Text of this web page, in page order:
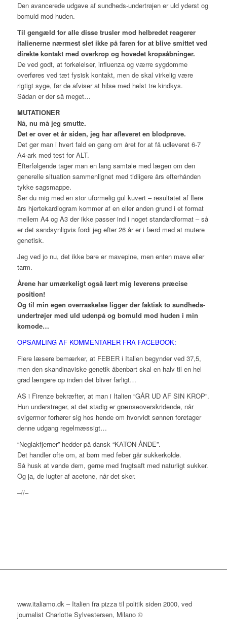
Den avancerede udgave af sundheds-undertrøjen er uld yderst og
bomuld mod huden.
Til gengæld for alle disse trusler mod helbredet reagerer
italienerne nærmest slet ikke på faren for at blive smittet ved
direkte kontakt med overkrop og hovedet kropsåbninger.
De ved godt, at forkølelser, influenza og værre sygdomme
overføres ved tæt fysisk kontakt, men de skal virkelig være
rigtigt syge, før de afviser at hilse med helst tre kindkys.
Sådan er der så meget…
MUTATIONER
Nå, nu må jeg smutte.
Det er over et år siden, jeg har afleveret en blodprøve.
Det gør man i hvert fald en gang om året for at få udleveret 6-7
A4-ark med test for ALT.
Efterfølgende tager man en lang samtale med lægen om den
generelle situation sammenlignet med tidligere års efterhånden
tykke sagsmappe.
Ser du mig med en stor uformelig gul kuvert – resultatet af flere
års hjertekardiogram kommer af en eller anden grund i et format
mellem A4 og A3 der ikke passer ind i noget standardformat – så
er det sandsynligvis fordi jeg efter 26 år er i færd med at mutere
genetisk.
Jeg ved jo nu, det ikke bare er mavepine, men enten mave eller
tarm.
Årene har umærkeligt også lært mig leverens præcise
position!
Og til min egen overraskelse ligger der faktisk to sundheds-
undertrøjer med uld udenpå og bomuld mod huden i min
komode…
OPSAMLING AF KOMMENTARER FRA FACEBOOK:
Flere læsere bemærker, at FEBER i Italien begynder ved 37,5,
men den skandinaviske genetik åbenbart skal en halv til en hel
grad længere op inden det bliver farligt…
AS i Firenze bekræfter, at man i Italien “GÅR UD AF SIN KROP”.
Hun understreger, at det stadig er grænseoverskridende, når
svigermor forhører sig hos hende om hvorvidt sønnen foretager
denne udgang regelmæssigt…
“Neglakfjerner” hedder på dansk “KATON-ÅNDE”.
Det handler ofte om, at børn med feber går sukkerkolde.
Så husk at vande dem, gerne med frugtsaft med naturligt sukker.
Og ja, de lugter af acetone, når det sker.
–//–
www.italiamo.dk – Italien fra pizza til politik siden 2000, ved
journalist Charlotte Sylvestersen, Milano ©